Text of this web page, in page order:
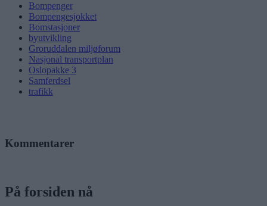
Bompenger
Bompengesjokket
Bomstasjoner
byutvikling
Groruddalen miljøforum
Nasjonal transportplan
Oslopakke 3
Samferdsel
trafikk
Kommentarer
På forsiden nå